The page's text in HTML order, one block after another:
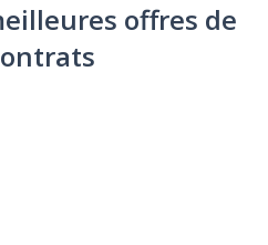
offres de